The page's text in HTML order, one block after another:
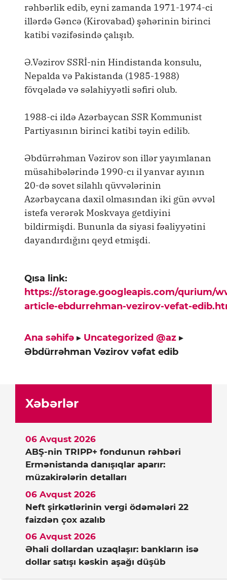
rəhbərlik edib, eyni zamanda 1971-1974-ci
illərdə Gəncə (Kirovabad) şəhərinin birinci
katibi vəzifəsində çalışıb.
Ə.Vəzirov SSRİ-nin Hindistanda konsulu,
Nepalda və Pakistanda (1985-1988)
fövqəladə və səlahiyyətli səfiri olub.
1988-ci ildə Azərbaycan SSR Kommunist
Partiyasının birinci katibi təyin edilib.
Əbdürrəhman Vəzirov son illər yayımlanan
müsahibələrində 1990-cı il yanvar ayının
20-də sovet silahlı qüvvələrinin
Azərbaycana daxil olmasından iki gün əvvəl
istefa verərək Moskvaya getdiyini
bildirmişdi. Bununla da siyasi fəaliyyətini
dayandırdığını qeyd etmişdi.
Qısa link:
https://storage.googleapis.com/qurium/
article-ebdurrehman-vezirov-vefat-
Ana səhifə ▸ Uncategorized @az ▸
Əbdürrəhman Vəzirov vəfat edib
Xəbərlər
ABŞ-nin TRIPP+ fondunun rəhbəri
Ermənistanda danışıqlar aparır:
müzakirələrin detalları
06 Avqust 2026
Neft şirkətlərinin vergi ödəmələri 22
faizdən çox azalıb
06 Avqust 2026
Əhali dollardan uzaqlaşır: bankların isə
dollar satışı kəskin aşağı düşüb
06 Avqust 2026